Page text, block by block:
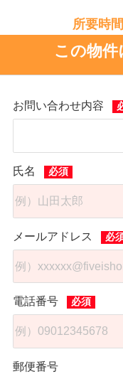
所要時
この物
お問い合わせ内容
氏名
メールアドレス
電話番号
郵便番号